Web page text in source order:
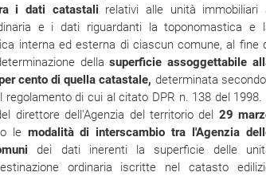
i dati catastali relativi alle unità immobiliari
e i dati riguardanti la toponomastica e
interna ed esterna di ciascun comune, al fine
dellasuperficie assoggettabile
cento di quella catastale, determinata
regolamento di cui al citato DPR n. 138 del 1998.
direttore dell'Agenzia del territorio del 29
le modalità di interscambio tra l'Agenzia
dei dati inerenti la superficie delle
ordinaria iscritte nel catasto